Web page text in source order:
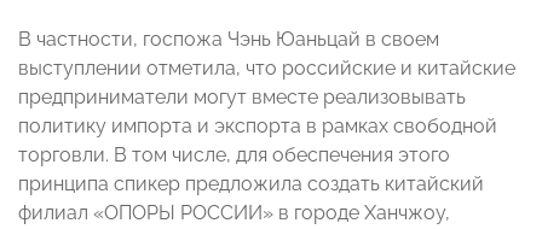
В частности, госпожа Чэнь Юаньцай в своем
выступлении отметила, что российские и китайские
предприниматели могут вместе реализовывать
политику импорта и экспорта в рамках свободной
торговли. В том числе, для обеспечения этого
принципа спикер предложила создать китайский
филиал «ОПОРЫ РОССИИ» в городе Ханчжоу,